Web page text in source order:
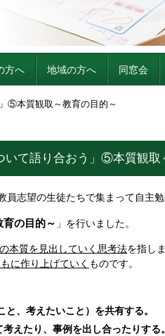
方へ 地域の方へ 同窓会
⑤本質観取～教育の目的～
いて語り合おう」⑤本質観取
志望の生徒たちで集まって自主
の目的～ 」を行いました。
本質を見出していく思考法を指し
に作り上げていく ものです。
、考えたいこと）を共有する。
えたり、事例を出し合ったりする。